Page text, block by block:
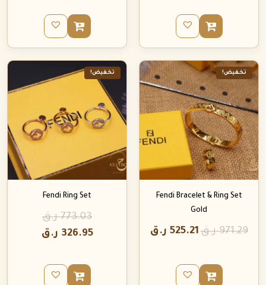
تخفيض!
Fendi Bracelet & Ring Set
Gold
971.29 ر.ق525.21 ر.ق
تخفيض!
Fendi Ring Set
773.03 ر.ق
326.95 ر.ق